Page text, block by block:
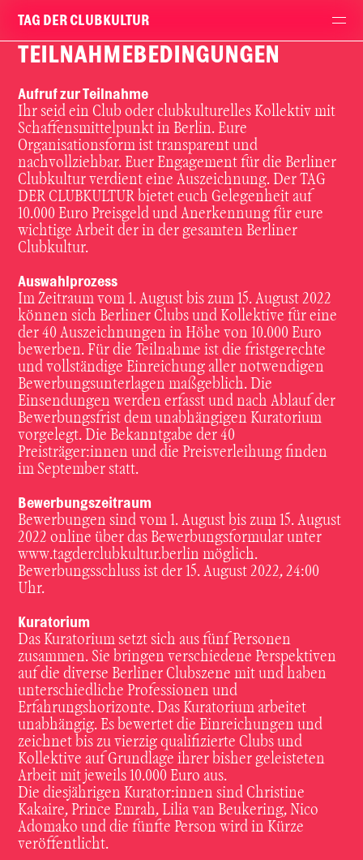
TAG DER CLUBKULTUR
TEILNAHMEBEDINGUNGEN
Aufruf zur Teilnahme
Ihr seid ein Club oder clubkulturelles Kollektiv mit
Schaffensmittelpunkt in Berlin. Eure
Organisationsform ist transparent und
nachvollziehbar. Euer Engagement für die Berliner
Clubkultur verdient eine Auszeichnung. Der TAG
DER CLUBKULTUR bietet euch Gelegenheit auf
10.000 Euro Preisgeld und Anerkennung für eure
wichtige Arbeit der in der gesamten Berliner
Clubkultur.
Auswahlprozess
Im Zeitraum vom1. August bis zum 15. August 2022
können sichBerliner Clubs und Kollektive für eine
der 40 Auszeichnungen in Höhe von 10.000 Euro
bewerben. Für die Teilnahme ist die fristgerechte
und vollständige Einreichung aller notwendigen
Bewerbungsunterlagen maßgeblich. Die
Einsendungen werden erfasst und nach Ablauf der
Bewerbungsfrist dem unabhängigen Kuratorium
vorgelegt. Die Bekanntgabe der 40
Preisträger:innen und die Preisverleihung finden
im September statt.
Bewerbungszeitraum
Bewerbungen sind vom 1. August bis zum 15. August
2022 online über das Bewerbungsformular unter
www.tagderclubkultur.berlin möglich.
Bewerbungsschluss ist der 15. August 2022, 24:00
Uhr.
Kuratorium
Das Kuratorium setzt sich aus fünf Personen
zusammen. Sie bringen verschiedene Perspektiven
auf die diverse Berliner Clubszene mit und haben
unterschiedliche Professionen und
Erfahrungshorizonte. Das Kuratorium arbeitet
unabhängig. Es bewertet die Einreichungen und
zeichnet bis zu vierzig qualifizierte Clubs und
Kollektive auf Grundlage ihrer bisher geleisteten
Arbeit mit jeweils 10.000 Euro aus.
Die diesjährigen Kurator:innen sind Christine
Kakaire, Prince Emrah, Lilia van Beukering, Nico
Adomako und die fünfte Person wird in Kürze
veröffentlicht.